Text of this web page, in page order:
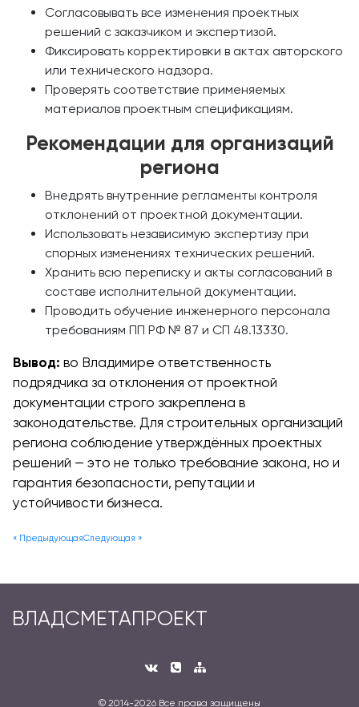
Согласовывать все изменения проектных
решений с заказчиком и экспертизой.
Фиксировать корректировки в актах авторского
или технического надзора.
Проверять соответствие применяемых
материалов проектным спецификациям.
Рекомендации для организаций
региона
Внедрять внутренние регламенты контроля
отклонений от проектной документации.
Использовать независимую экспертизу при
спорных изменениях технических решений.
Хранить всю переписку и акты согласований в
составе исполнительной документации.
Проводить обучение инженерного персонала
требованиям ПП РФ № 87 и СП 48.13330.
Вывод: во Владимире ответственность
подрядчика за отклонения от проектной
документации строго закреплена в
законодательстве. Для строительных организаций
региона соблюдение утверждённых проектных
решений — это не только требование закона, но и
гарантия безопасности, репутации и
устойчивости бизнеса.
Следующая »
« Предыдующая
ВЛАДСМЕТАПРОЕКТ
© 2014-2026 Все права защищены